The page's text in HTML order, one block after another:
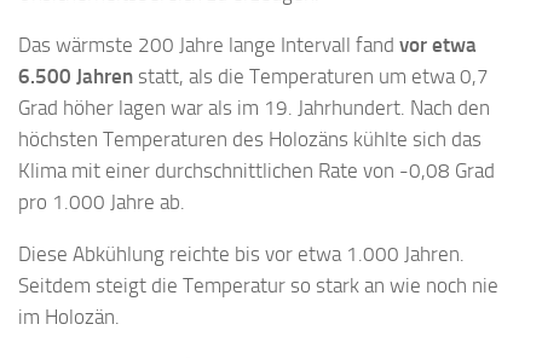
Das wärmste 200 Jahre lange Intervall fand vor etwa
6.500 Jahren statt, als die Temperaturen um etwa 0,7
Grad höher lagen war als im 19. Jahrhundert. Nach den
höchsten Temperaturen des Holozäns kühlte sich das
Klima mit einer durchschnittlichen Rate von -0,08 Grad
pro 1.000 Jahre ab.
Diese Abkühlung reichte bis vor etwa 1.000 Jahren.
Seitdem steigt die Temperatur so stark an wie noch nie
im Holozän.